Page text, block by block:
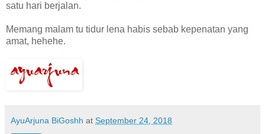
satu hari berjalan.
Memang malam tu tidur lena habis sebab kepenatan yang
amat, hehehe.
AyuArjuna BiGoshh at September 24, 2018